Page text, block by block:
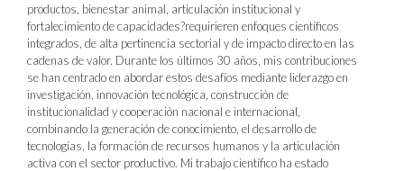
productos, bienestar animal, articulación institucional y
fortalecimiento de capacidades?requirieren enfoques científicos
integrados, de alta pertinencia sectorial y de impacto directo en las
cadenas de valor. Durante los últimos 30 años, mis contribuciones
se han centrado en abordar estos desafíos mediante liderazgo en
investigación, innovación tecnológica, construcción de
institucionalidad y cooperación nacional e internacional,
combinando la generación de conocimiento, el desarrollo de
tecnologías, la formación de recursos humanos y la articulación
activa con el sector productivo. Mi trabajo científico ha estado